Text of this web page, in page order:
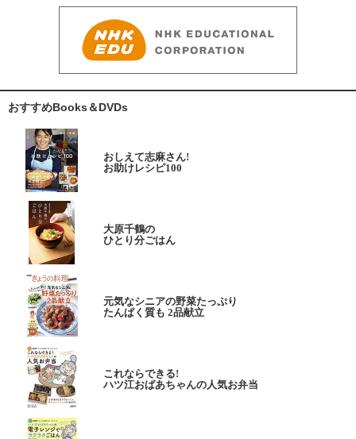
おすすめBooks＆DVDs
おしえて志麻さん!
お助けレシピ100
大原千鶴の
ひとり分ごはん
元気なシニアの野菜たっぷり
たんぱく質も 2品献立
これならできる!
ハツ江おばあちゃんの人気お弁当